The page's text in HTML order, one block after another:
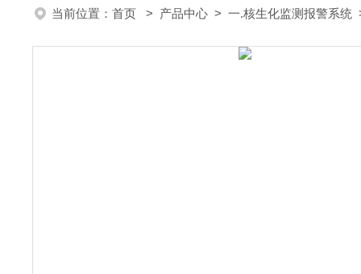
当前位置： 首页 > 产品中心 > 一.核生化监测报警系统